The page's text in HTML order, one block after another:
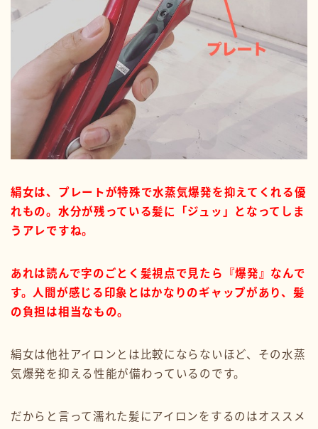
絹女は、プレートが特殊で水蒸気爆発を抑えてくれる優
れもの。水分が残っている髪に「ジュッ」となってしま
うアレですね。
あれは読んで字のごとく髪視点で見たら『爆発』なんで
す。人間が感じる印象とはかなりのギャップがあり、髪
の負担は相当なもの。
絹女は他社アイロンとは比較にならないほど、その水蒸
気爆発を抑える性能が備わっているのです。
だからと言って濡れた髪にアイロンをするのはオススメ